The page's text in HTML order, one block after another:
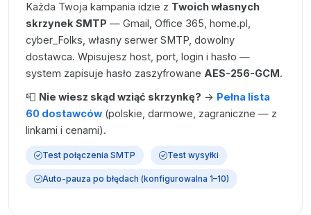
Każda Twoja kampania idzie z Twoich własnych
skrzynek SMTP — Gmail, Office 365, home.pl,
cyber_Folks, własny serwer SMTP, dowolny
dostawca. Wpisujesz host, port, login i hasło —
system zapisuje hasło zaszyfrowane AES-256-GCM.
📮 Nie wiesz skąd wziąć skrzynkę? → Pełna lista
60 dostawców (polskie, darmowe, zagraniczne — z
linkami i cenami).
Test połączenia SMTP Test wysyłki
Auto-pauza po błędach (konfigurowalna 1–10)